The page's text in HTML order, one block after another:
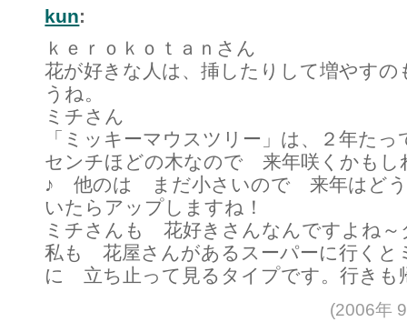
kun:
ｋｅｒｏｋｏｔａｎさん
花が好きな人は、挿したりして増やす
うね。
ミチさん
「ミッキーマウスツリー」は、２年た
センチほどの木なので 来年咲くかもし
♪ 他のは まだ小さいので 来年はどう
いたらアップしますね！
ミチさんも 花好きさんなんですよね～
私も 花屋さんがあるスーパーに行くと
に 立ち止って見るタイプです。行きも
(2006年